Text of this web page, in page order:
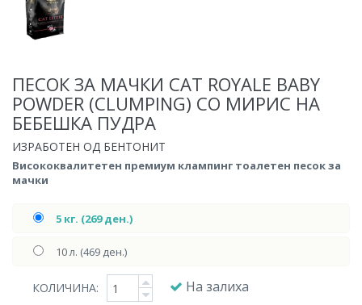
ПЕСОК ЗА МАЧКИ CAT ROYALE BABY
POWDER (CLUMPING) СО МИРИС НА
БЕБЕШКА ПУДРА
ИЗРАБОТЕН ОД БЕНТОНИТ
Висококвалитетен премиум клампинг тоалетен песок за
мачки
5 кг. (269 ден.)
10 л. (469 ден.)
КОЛИЧИНА: На залиха